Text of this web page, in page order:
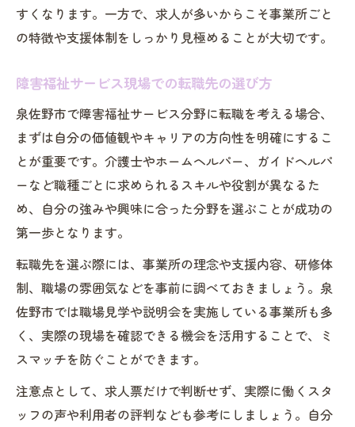
すくなります。一方で、求人が多いからこそ事業所ごと
の特徴や支援体制をしっかり見極めることが大切です。
障害福祉サービス現場での転職先の選び方
泉佐野市で障害福祉サービス分野に転職を考える場合、
まずは自分の価値観やキャリアの方向性を明確にするこ
とが重要です。介護士やホームヘルパー、ガイドヘルパ
ーなど職種ごとに求められるスキルや役割が異なるた
め、自分の強みや興味に合った分野を選ぶことが成功の
第一歩となります。
転職先を選ぶ際には、事業所の理念や支援内容、研修体
制、職場の雰囲気などを事前に調べておきましょう。泉
佐野市では職場見学や説明会を実施している事業所も多
く、実際の現場を確認できる機会を活用することで、ミ
スマッチを防ぐことができます。
注意点として、求人票だけで判断せず、実際に働くスタ
ッフの声や利用者の評判なども参考にしましょう。自分